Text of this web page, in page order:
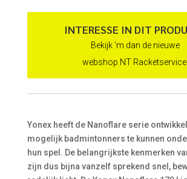
INTERESSE IN DIT
Bekijk 'm dan de nieuwe
webshop NT Racketservice!
Yonex heeft de Nanoflare serie
mogelijk badmintonners te kunnen
hun spel. De belangrijkste kenmerken
zijn dus bijna vanzelf sprekend snel,